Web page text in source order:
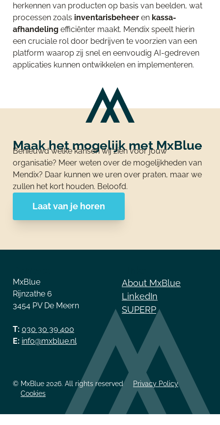
herkennen van producten op basis van beelden, wat
processen zoals inventarisbeheer en kassa-
afhandeling efficiënter maakt. Mendix speelt hierin
een cruciale rol door bedrijven te voorzien van een
platform waarop zij snel en eenvoudig AI-gedreven
applicaties kunnen ontwikkelen en implementeren.
Maak het mogelijk met MxBlue
Benieuwd welke kansen wij zien voor jouw
organisatie? Meer weten over de mogelijkheden van
Mendix? Daar kunnen we uren over praten, maar we
zullen het kort houden. Beloofd.
Laat van je horen
MxBlue
Rijnzathe 6
3454 PV De Meern
T: 030 30 39 400
E: info@mxblue.nl
About MxBlue
LinkedIn
SUPERP
© MxBlue 2026. All rights reserved
Privacy Policy
Cookies